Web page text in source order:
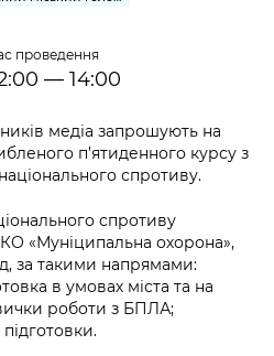
що
КМВА
громадян
парковки
ділянки
АТО
доступом
правових та
публічну
дій чи
та анонси від
медіа /
запит /
воєнного
coverage of
проведення
— 14:00
медіа запрошують на
п’ятиденного курсу з
спротиву.
спротиву
«Муніципальна охорона»,
за такими напрямами:
в умовах міста та на
роботи з БПЛА;